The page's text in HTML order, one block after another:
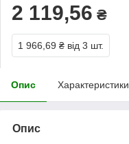
2 119,56 ₴
1 966,69 ₴ від 3 шт.
Опис Характеристики
Опис